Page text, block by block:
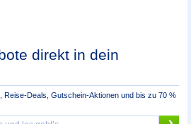
direkt in dein
Reise-Deals, Gutschein-Aktionen und bis zu 70 %